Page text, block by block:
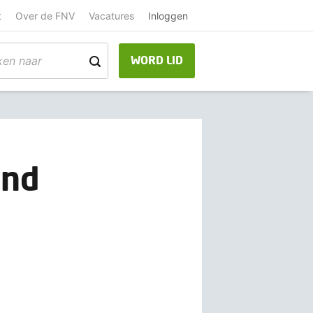
Over de FNV Vacatures Inloggen
WORD LID